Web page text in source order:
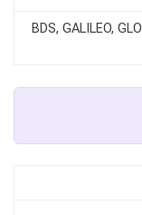
BDS, GALILEO,